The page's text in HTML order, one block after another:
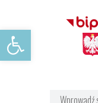
Open toolbar